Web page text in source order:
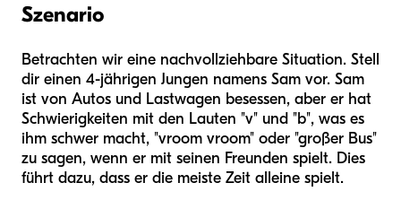
Szenario
Betrachten wir eine nachvollziehbare Situation. Stell
dir einen 4-jährigen Jungen namens Sam vor. Sam
ist von Autos und Lastwagen besessen, aber er hat
Schwierigkeiten mit den Lauten "v" und "b", was es
ihm schwer macht, "vroom vroom" oder "großer Bus"
zu sagen, wenn er mit seinen Freunden spielt. Dies
führt dazu, dass er die meiste Zeit alleine spielt.